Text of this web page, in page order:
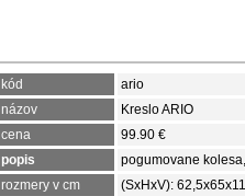
kód
ario
názov
Kreslo ARIO
cena
99.90 €
popis
pogumovane
rozmery v cm
(SxHxV):